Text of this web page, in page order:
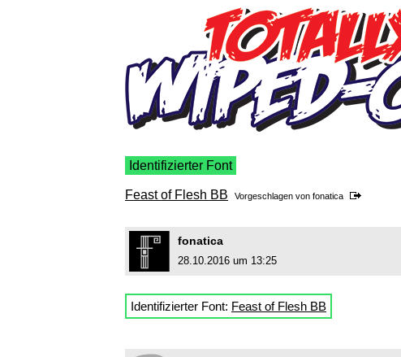
Identifizierter Font
Feast of Flesh BB Vorgeschlagen von fonatica
fonatica
28.10.2016 um 13:25
Identifizierter Font: Feast of Flesh BB